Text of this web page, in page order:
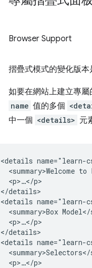
Browser Support
摺疊式模式的變化版本
如要在網站上建立專
name 值的多個
中一個 <details> 元
<details name="learn-
<summary>Welcome to
  <p>…</p>
</details>
<details name="learn-
<summary>Box
  <p>…</p>
</details>
<details name="learn-
  <p>…</p>